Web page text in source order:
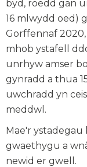
byd, roedd gan
16 mlwydd oed)
Gorffennaf
mhob ystafell
unrhyw amser
gynradd a thua
uwchradd yn
meddwl.
Mae'r ystadegau
gwaethygu a
newid er gwell.